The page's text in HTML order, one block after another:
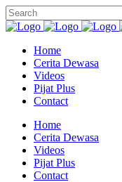
Home
Cerita Dewasa
Videos
Pijat Plus
Contact
Home
Cerita Dewasa
Videos
Pijat Plus
Contact